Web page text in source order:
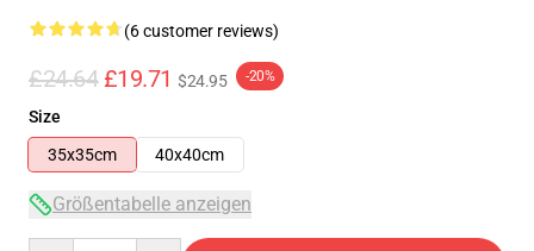
(6 customer reviews)
£24.64 £19.71 $24.95 -20%
Size
35x35cm
40x40cm
Größentabelle anzeigen